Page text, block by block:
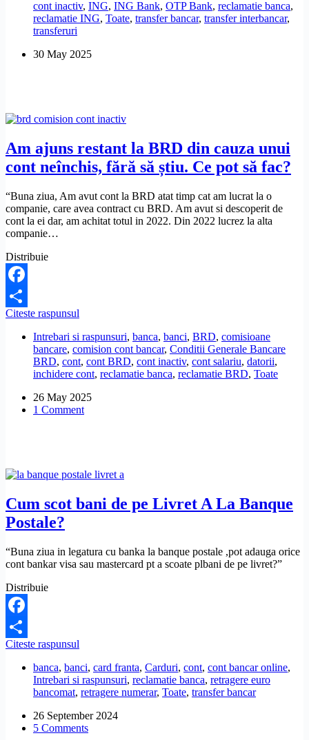
transfer
într-
închis?
cont inactiv, ING, ING Bank, OTP Bank, reclamatie banca,
reclamatie ING, Toate, transfer bancar, transfer interbancar,
transferuri
30 May 2025
Am ajuns restant la BRD din cauza unui
cont neînchis, fără să știu. Ce pot să fac?
“Buna ziua, Am avut cont la BRD atat timp cat am lucrat la o
companie, care avea contract cu BRD. Am avut si descoperit de
cont la ei dar, am achitat totul in 2022. Din 2022 lucrez la alta
companie…
Distribuie
Facebook
Share
Citeste raspunsul
restant
la
BRD
din
unui
cont
Ce
să
fac?
Intrebari si raspunsuri, banca, banci, BRD, comisioane
bancare, comision cont bancar, Conditii Generale Bancare
BRD, cont, cont BRD, cont inactiv, cont salariu, datorii,
inchidere cont, reclamatie banca, reclamatie BRD, Toate
26 May 2025
1 Comment
Cum scot bani de pe Livret A La Banque
Postale?
“Buna ziua in legatura cu banka la banque postale ,pot adauga orice
cont bankar visa sau mastercard pt a scoate plbani de pe livret?”
Distribuie
Facebook
Share
Citeste raspunsul
bani
de
pe
A
La
banca, banci, card franta, Carduri, cont, cont bancar online,
Intrebari si raspunsuri, reclamatie banca, retragere euro
bancomat, retragere numerar, Toate, transfer bancar
26 September 2024
5 Comments